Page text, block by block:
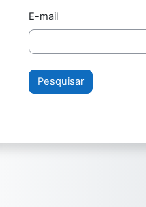
E-mail